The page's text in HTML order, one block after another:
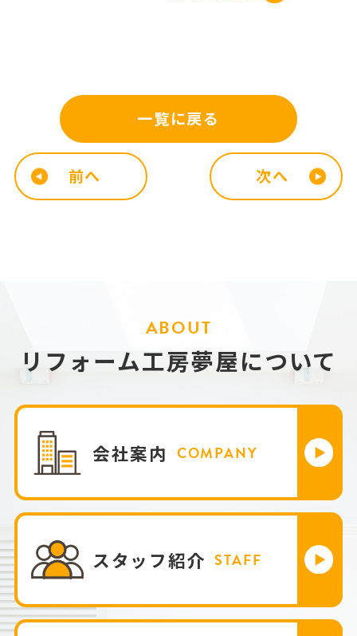
前へ
一覧に戻る
次へ
ABOUT
リフォーム工房夢屋について
会社案内 COMPANY
スタッフ紹介 STAFF